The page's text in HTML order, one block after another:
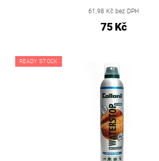
61,98 Kč bez DPH
75 Kč
READY STOCK